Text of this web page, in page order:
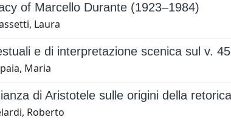
of Marcello Durante (1923–1984)
Laura
e di interpretazione scenica sul v.
Maria
di Aristotele sulle origini della
Roberto